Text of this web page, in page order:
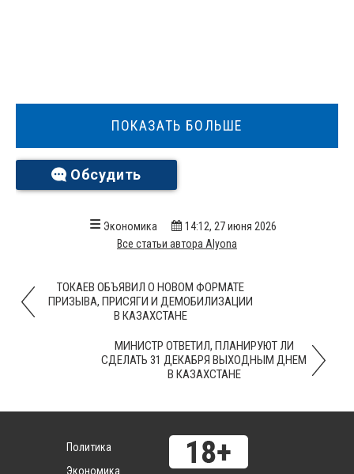
ПОКАЗАТЬ БОЛЬШЕ
Обсудить
Экономика
14:12, 27 июня 2026
Все статьи автора Alyona
ТОКАЕВ ОБЪЯВИЛ О НОВОМ ФОРМАТЕ
ПРИЗЫВА, ПРИСЯГИ И ДЕМОБИЛИЗАЦИИ
В КАЗАХСТАНЕ
МИНИСТР ОТВЕТИЛ, ПЛАНИРУЮТ ЛИ
СДЕЛАТЬ 31 ДЕКАБРЯ ВЫХОДНЫМ ДНЕМ
В КАЗАХСТАНЕ
Политика
Экономика